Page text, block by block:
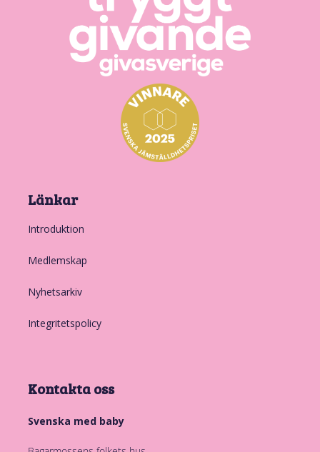
Länkar
Introduktion
Medlemskap
Nyhetsarkiv
Integritetspolicy
Kontakta oss
Svenska med baby